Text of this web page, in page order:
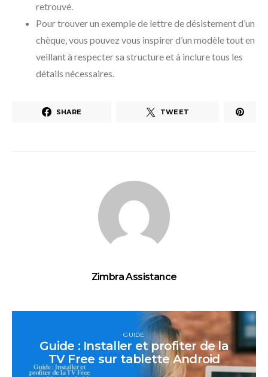
retrouvé.
Pour trouver un exemple de lettre de désistement d’un
chèque, vous pouvez vous inspirer d’un modèle tout en
veillant à respecter sa structure et à inclure tous les
détails nécessaires.
SHARE TWEET
Zimbra Assistance
GUIDE
Guide : Installer et profiter de la
TV Free sur tablette Android